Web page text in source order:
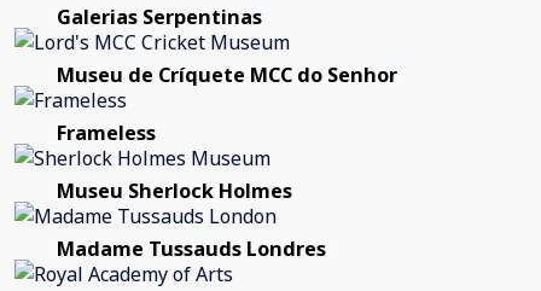
Galerias Serpentinas
Museu de Críquete MCC do Senhor
Frameless
Museu Sherlock Holmes
Madame Tussauds Londres